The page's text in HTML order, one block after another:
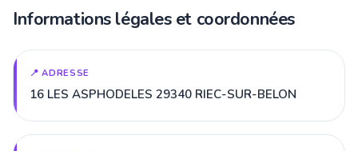
Informations légales et coordonnées
📍 ADRESSE
16 LES ASPHODELES 29340 RIEC-SUR-BELON